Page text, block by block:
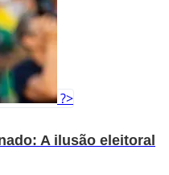
?>
A ilusão eleitoral